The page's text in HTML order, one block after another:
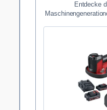
Entdecke